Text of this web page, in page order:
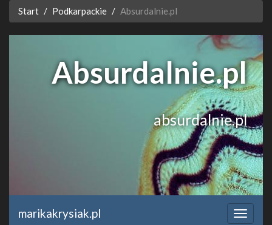
Start Podkarpackie Absurdalnie.pl
Absurdalnie.pl
absurdalnie.pl
marikakrysiak.pl